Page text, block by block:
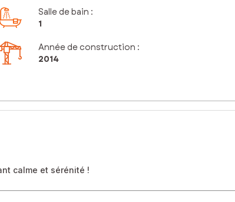
Salle de bain :
1
Année de construction :
2014
calme et sérénité !